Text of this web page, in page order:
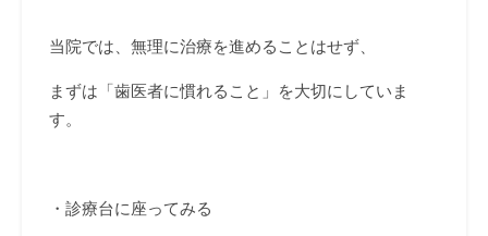
当院では、無理に治療を進めることはせず、
まずは「歯医者に慣れること」を大切にしていま
す。
・診療台に座ってみる